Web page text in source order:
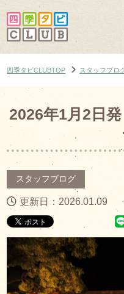
四季タビCLUBTOP スタッフブロ
2026年1月2日
スタッフブログ
更新日：2026.01.09